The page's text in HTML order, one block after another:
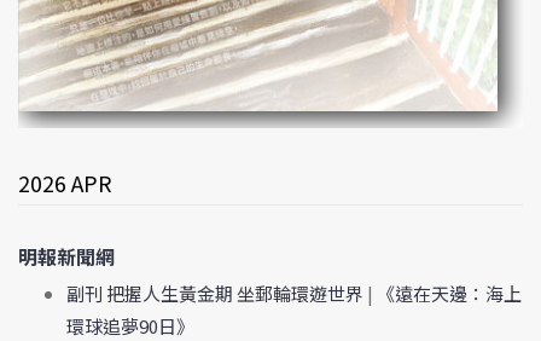
2026 APR
明報新聞網
副刊 把握人生黃金期 坐郵輪環遊世界 |
《遠在天邊：海上
環球追夢90日》